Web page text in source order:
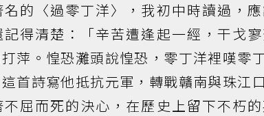
的〈過零丁洋〉，我初中時讀過，
得清楚：「辛苦遭逢起一經，干戈
萍。惶恐灘頭說惶恐，零丁洋裡嘆零
首詩寫他抵抗元軍，轉戰贛南與珠江
屈而死的決心，在歷史上留下不朽